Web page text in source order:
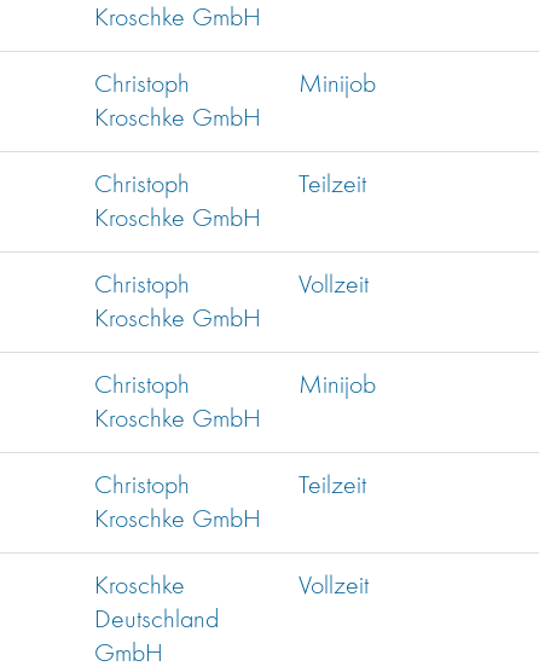
Kroschke GmbH
Christoph
Kroschke GmbH
Minijob
Christoph
Kroschke GmbH
Teilzeit
Christoph
Kroschke GmbH
Vollzeit
Christoph
Kroschke GmbH
Minijob
Christoph
Kroschke GmbH
Teilzeit
Kroschke
Deutschland
GmbH
Vollzeit